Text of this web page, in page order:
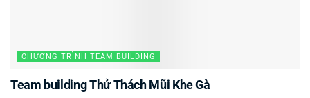
CHƯƠNG TRÌNH TEAM BUILDING
Team building Thử Thách Mũi Khe Gà